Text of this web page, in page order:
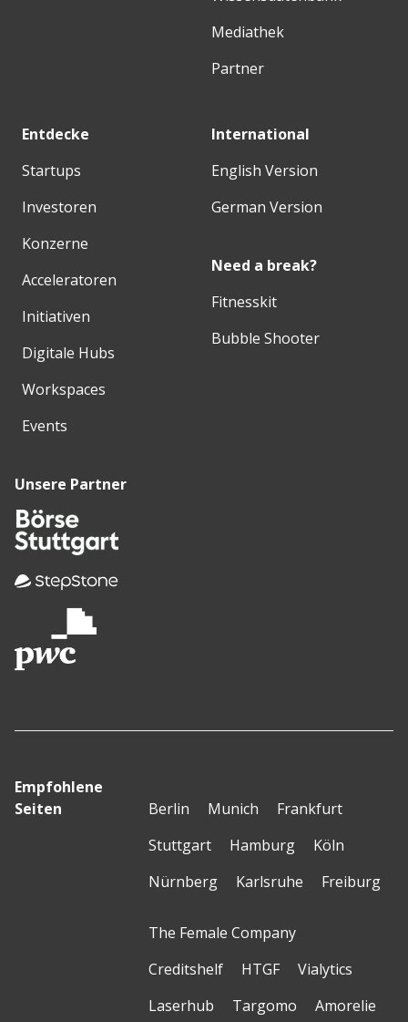
Mediathek
Partner
Entdecke
Startups
Investoren
Konzerne
Acceleratoren
Initiativen
Digitale Hubs
Workspaces
Events
International
English Version
German Version
Need a break?
Fitnesskit
Bubble Shooter
Unsere Partner
Empfohlene
Seiten
Berlin Munich
Frankfurt
Stuttgart
Hamburg
Köln
Nürnberg
Karlsruhe Freiburg
The Female Company
Creditshelf
HTGF
Vialytics
Laserhub
Targomo Amorelie